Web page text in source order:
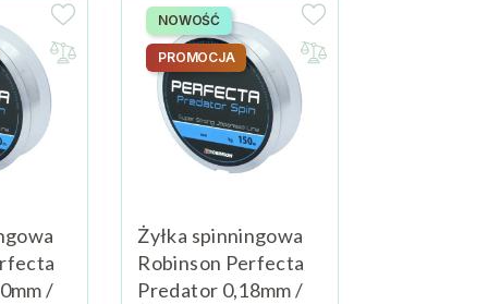
/
Żyłka spinningowa
Robinson Perfecta
Predator 0,18mm /
NOWOŚĆ
PROMOCJA